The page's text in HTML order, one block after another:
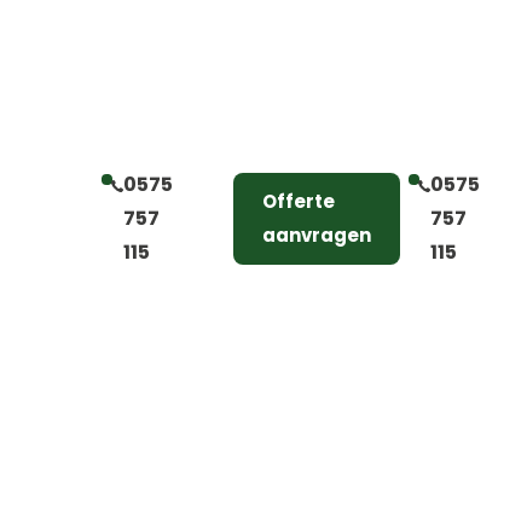
0575
757
115
Offerte
aanvragen
0575
757
115